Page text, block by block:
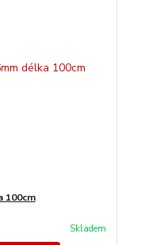
100cm
Skladem